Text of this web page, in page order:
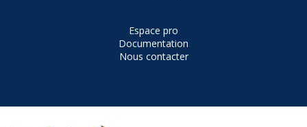
Espace pro
Documentation
Nous contacter